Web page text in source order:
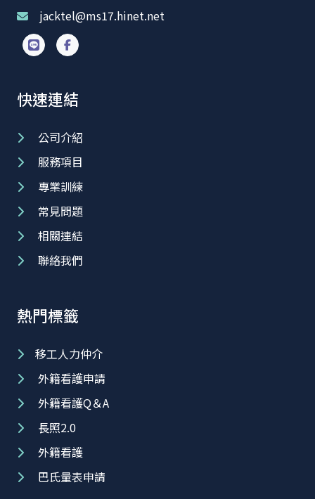
jacktel@ms17.hinet.net
快速連結
公司介紹
服務項目
專業訓練
常見問題
相關連結
聯絡我們
熱門標籤
移工人力仲介
外籍看護申請
外籍看護Q＆A
長照2.0
外籍看護
巴氏量表申請